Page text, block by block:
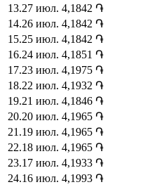
13.27 июл. 4,1842 ֏
14.26 июл. 4,1842 ֏
15.25 июл. 4,1842 ֏
16.24 июл. 4,1851 ֏
17.23 июл. 4,1975 ֏
18.22 июл. 4,1932 ֏
19.21 июл. 4,1846 ֏
20.20 июл. 4,1965 ֏
21 .19 июл. 4,1965 ֏
22.18 июл. 4,1965 ֏
23.17 июл. 4,1933 ֏
24.16 июл. 4,1993 ֏